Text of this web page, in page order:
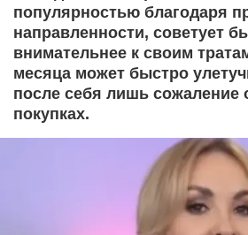
популярностью благодаря
направленности, советует
внимательнее к своим
месяца может быстро
после себя лишь сожаление
покупках.